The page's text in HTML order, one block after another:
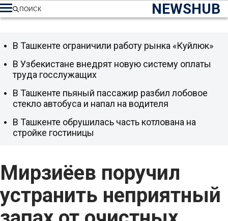
NEWSHUB
ПОИСК
Мирзиёев поручил
устранить неприятный
В Ташкенте ограничили работу рынка «Куйлюк»
В Узбекистане внедрят новую систему оплаты
труда госслужащих
В Ташкенте пьяный пассажир разбил лобовое
стекло автобуса и напал на водителя
В Ташкенте обрушилась часть котлована на
стройке гостиницы